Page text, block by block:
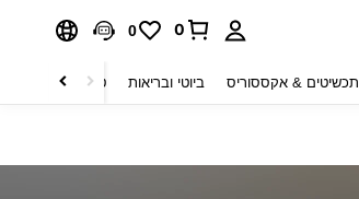
0
0
תכשיטים & אקססוריס ביוטי ובריאות טקסטיל לבית